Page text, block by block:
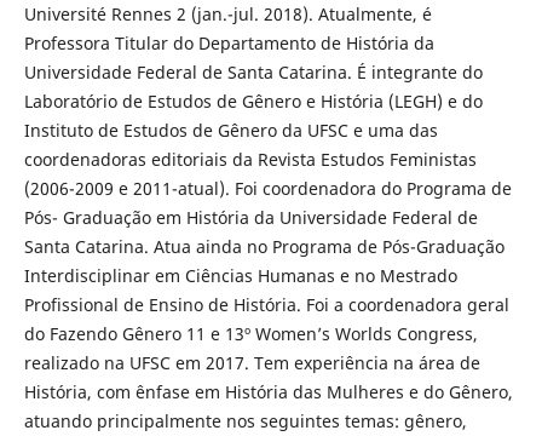
Université Rennes 2 (jan.-jul. 2018). Atualmente, é
Professora Titular do Departamento de História da
Universidade Federal de Santa Catarina. É integrante do
Laboratório de Estudos de Gênero e História (LEGH) e do
Instituto de Estudos de Gênero da UFSC e uma das
coordenadoras editoriais da Revista Estudos Feministas
(2006-2009 e 2011-atual). Foi coordenadora do Programa de
Pós- Graduação em História da Universidade Federal de
Santa Catarina. Atua ainda no Programa de Pós-Graduação
Interdisciplinar em Ciências Humanas e no Mestrado
Profissional de Ensino de História. Foi a coordenadora geral
do Fazendo Gênero 11 e 13º Women’s Worlds Congress,
realizado na UFSC em 2017. Tem experiência na área de
História, com ênfase em História das Mulheres e do Gênero,
atuando principalmente nos seguintes temas: gênero,